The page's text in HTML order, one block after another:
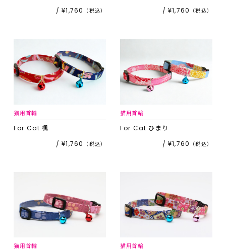
¥1,760
¥1,760
For Cat楓
¥1,760
猫用首輪
For Cat ひまり
¥1,760
猫用首輪
猫用首輪 猫用首輪